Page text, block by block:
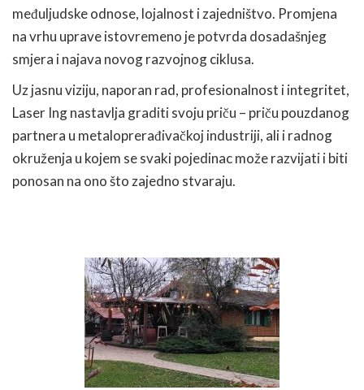
međuljudske odnose, lojalnost i zajedništvo. Promjena
na vrhu uprave istovremeno je potvrda dosadašnjeg
smjera i najava novog razvojnog ciklusa.
Uz jasnu viziju, naporan rad, profesionalnost i integritet,
Laser Ing nastavlja graditi svoju priču – priču pouzdanog
partnera u metaloprerađivačkoj industriji, ali i radnog
okruženja u kojem se svaki pojedinac može razvijati i biti
ponosan na ono što zajedno stvaraju.